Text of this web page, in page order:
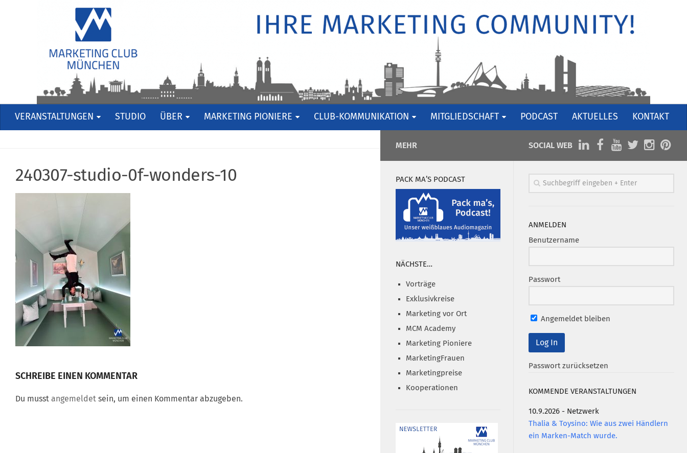
VERANSTALTUNGEN STUDIO ÜBER MARKETING PIONIERE CLUB-KOMMUNIKATION MITGLIEDSCHAFT PODCAST AKTUELLES KONTAKT
240307-studio-0f-wonders-10
SCHREIBE EINEN KOMMENTAR
Du musst angemeldet sein, um einen Kommentar abzugeben.
SOCIAL WEB
ANMELDEN
Benutzername
Passwort
Angemeldet bleiben
Passwort zurücksetzen
KOMMENDE VERANSTALTUNGEN
10.9.2026 - Netzwerk
Thalia & Toysino: Wie aus zwei Händlern
ein Marken-Match wurde.
MEHR
PACK MA’S PODCAST
NÄCHSTE…
Vorträge
Exklusivkreise
Marketing vor Ort
MCM Academy
Marketing Pioniere
MarketingFrauen
Marketingpreise
Kooperationen